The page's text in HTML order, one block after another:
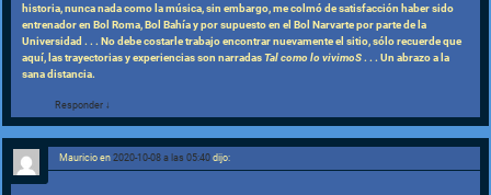
historia, nunca nada como la música, sin embargo, me colmó de satisfacción haber sido
entrenador en Bol Roma, Bol Bahía y por supuesto en el Bol Narvarte por parte de la
Universidad . . . No debe costarle trabajo encontrar nuevamente el sitio, sólo recuerde que
aquí, las trayectorias y experiencias son narradasTal como lo vivimoS . . . Un abrazo a la
sana distancia.
Responder ↓
Mauricio en2020-10-08 a las 05:40 dijo: